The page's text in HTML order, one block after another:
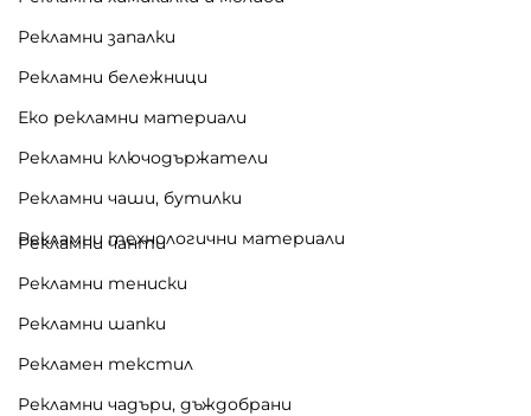
Рекламни запалки
Рекламни бележници
Еко рекламни материали
Рекламни ключодържатели
Рекламни чаши, бутилки
Рекламни технологични материали
Рекламни чанти
Рекламни тениски
Рекламни шапки
Рекламен текстил
Рекламни чадъри, дъждобрани